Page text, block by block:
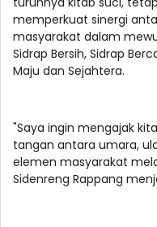
memperkuat sinergi
masyarakat dalam
Sidrap Bersih, Sidrap
Maju dan Sejahtera.
"Saya ingin mengajak
tangan antara umara,
elemen masyarakat
Sidenreng Rappang